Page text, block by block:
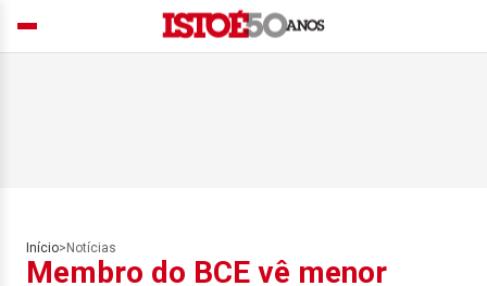
Início> Notícias
Membro do BCE vê menor